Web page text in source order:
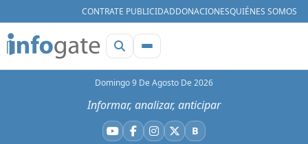
CONTRATE PUBLICIDADDONACIONESQUIÉNES SOMOS
Domingo 9 De Agosto De 2026
Informar, analizar, anticipar
YouTube
Facebook
Instagram
X BBluesky